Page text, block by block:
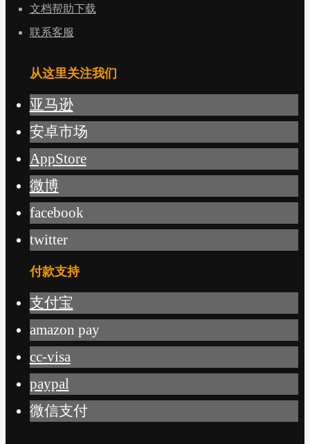
文档帮助下载
联系客服
从这里关注我们
亚马逊
安卓市场
AppStore
微博
facebook
twitter
付款支持
支付宝
amazon pay
cc-visa
paypal
微信支付